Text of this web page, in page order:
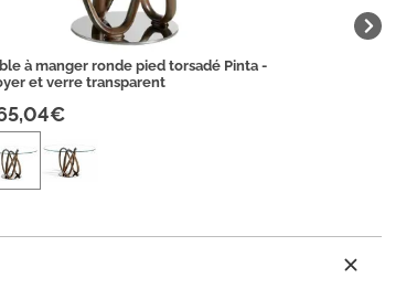
à manger ronde pied torsadé Pinta -
et verre transparent